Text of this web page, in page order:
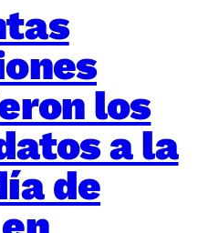
los
a la
de